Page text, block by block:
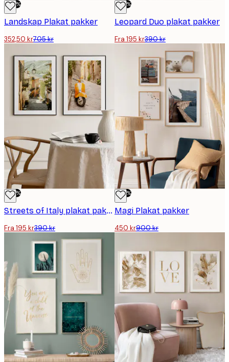
-50%
Landskap Plakat pakker
352,50 kr705 kr
-50%
Leopard Duo plakat pakker
Fra 195 kr390 kr
-50%
Streets of Italy plakat pakker
Fra 195 kr390 kr
-50%
Magi Plakat pakker
450 kr900 kr